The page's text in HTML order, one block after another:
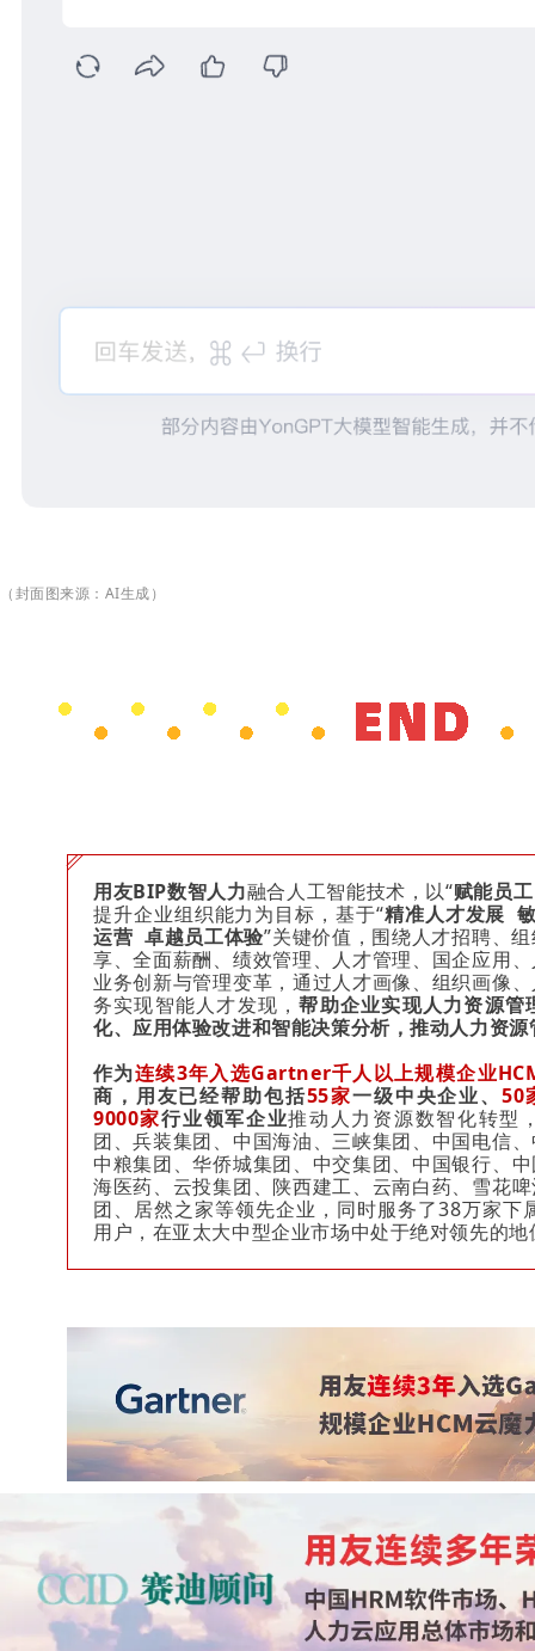
（封面图来源：AI生成）
用友BIP数智人力融合人工智能技术，以“赋能员
提升企业组织能力为目标，基于“精准人才发展
运营 卓越员工体验”关键价值，围绕人才招聘、
享、全面薪酬、绩效管理、人才管理、国企应用
业务创新与管理变革，通过人才画像、组织画像
务实现智能人才发现，帮助企业实现人力资源管
化、应用体验改进和智能决策分析，推动人力资
作为连续3年入选Gartner千人以上规模企业
商 ，用友已经帮助包括55家一级中央企业、 50
9000家行业领军企业推动人力资源数智化转型
团、兵装集团、中国海油、三峡集团、中国电信
中粮集团、华侨城集团、中交集团、中国银行、
海医药、云投集团、陕西建工、云南白药、雪花
团、居然之家等领先企业，同时服务了38万家下
用户，在亚太大中型企业市场中处于绝对领先的地